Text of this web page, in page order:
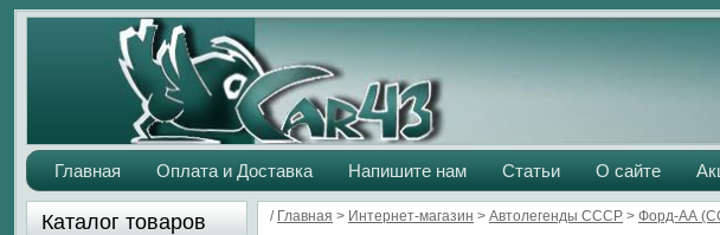
Главная Оплата и Доставка Напишите нам Статьи О сайте
/ Главная > Интернет-магазин > Автолегенды СССР > Форд-АА
Каталог товаров